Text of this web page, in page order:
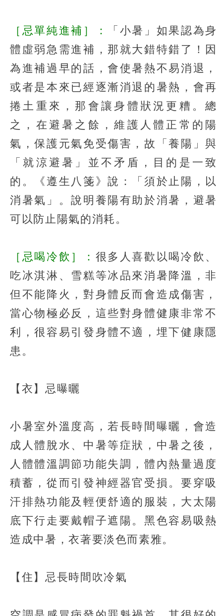
［忌單純進補］：
「小暑」如果認為身
體虛弱急需進補，那就大錯特錯了！因
為進補過早的話，會使暑熱不易消退，
或者是本來已經逐漸消退的暑熱，會再
捲土重來，那會讓身體狀況更糟。總
之，在避暑之餘，維護人體正常的陽
氣，保護元氣免受傷害，故「養陽」與
「就涼避暑」並不矛盾，目的是一致
的。《遵生八箋》說：「須於止陽，以
消暑氣」。說明養陽有助於消暑，避暑
可以防止陽氣的消耗。
［忌喝冷飲］： 很多人喜歡以喝冷飲、
吃冰淇淋、雪糕等冰品來消暑降溫，非
但不能降火，對身體反而會造成傷害，
當心物極必反，這些對身體健康非常不
利，很容易引發身體不適，埋下健康隱
患。
【衣】忌曝曬
小暑室外溫度高，若長時間曝曬，會造
成人體脫水、中暑等症狀，中暑之後，
人體體溫調節功能失調，體內熱量過度
積蓄，從而引發神經器官受損。要穿吸
汗排熱功能及輕便舒適的服裝，大太陽
底下行走要戴帽子遮陽。黑色容易吸熱
造成中暑，衣著要淡色而素雅。
【住】忌長時間吹冷氣